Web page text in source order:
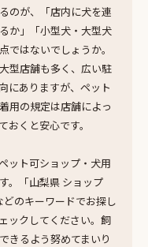
のが、「店内に犬を連
か」「小型犬・大型犬
ではないでしょうか。
型店舗も多く、広い駐
にありますが、ペット
用の規定は店舗によっ
くと安心です。
ット可ショップ・犬用
。「山梨県 ショップ
のキーワードでお探し
ックしてください。飼
きるよう努めてまいり